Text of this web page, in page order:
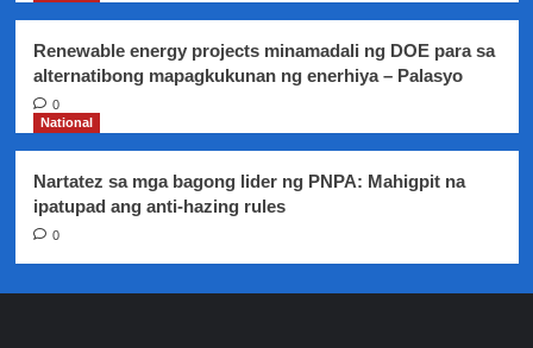
Renewable energy projects minamadali ng DOE para sa
alternatibong mapagkukunan ng enerhiya – Palasyo
0
National
Nartatez sa mga bagong lider ng PNPA: Mahigpit na
ipatupad ang anti-hazing rules
0